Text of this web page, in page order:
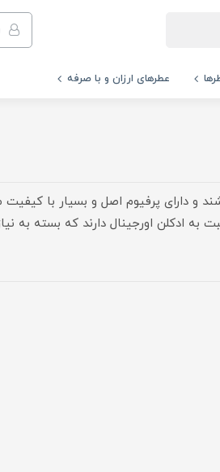
عطرهای ارزان و با صرفه
و دارای پرفیوم اصل و بسیار با
تری نسبت به ادکلن اورجینال دارند که